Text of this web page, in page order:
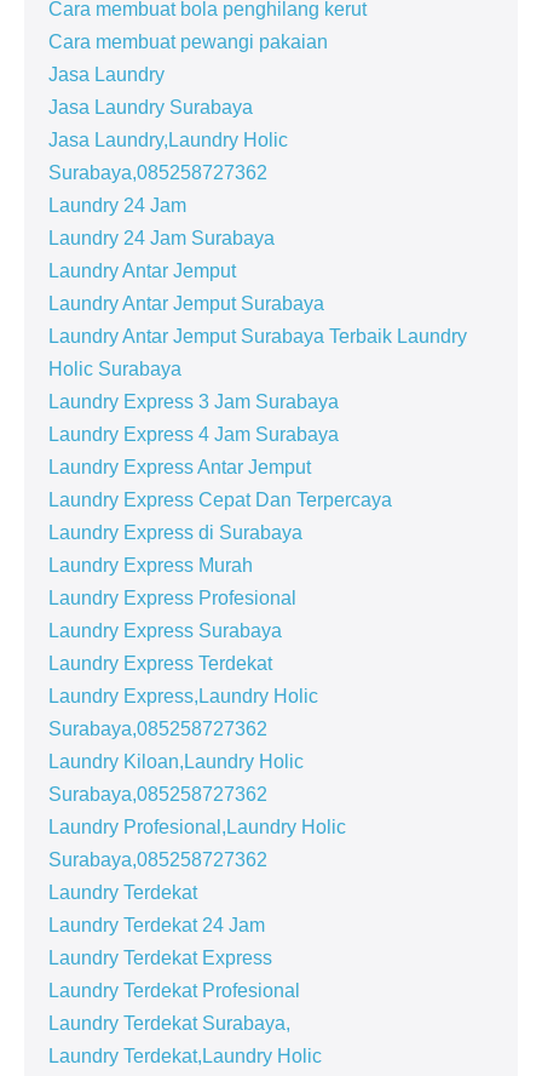
Cara membuat bola penghilang kerut
Cara membuat pewangi pakaian
Jasa Laundry
Jasa Laundry Surabaya
Jasa Laundry,Laundry Holic
Surabaya,085258727362
Laundry 24 Jam
Laundry 24 Jam Surabaya
Laundry Antar Jemput
Laundry Antar Jemput Surabaya
Laundry Antar Jemput Surabaya Terbaik Laundry
Holic Surabaya
Laundry Express 3 Jam Surabaya
Laundry Express 4 Jam Surabaya
Laundry Express Antar Jemput
Laundry Express Cepat Dan Terpercaya
Laundry Express di Surabaya
Laundry Express Murah
Laundry Express Profesional
Laundry Express Surabaya
Laundry Express Terdekat
Laundry Express,Laundry Holic
Surabaya,085258727362
Laundry Kiloan,Laundry Holic
Surabaya,085258727362
Laundry Profesional,Laundry Holic
Surabaya,085258727362
Laundry Terdekat
Laundry Terdekat 24 Jam
Laundry Terdekat Express
Laundry Terdekat Profesional
Laundry Terdekat Surabaya,
Laundry Terdekat,Laundry Holic